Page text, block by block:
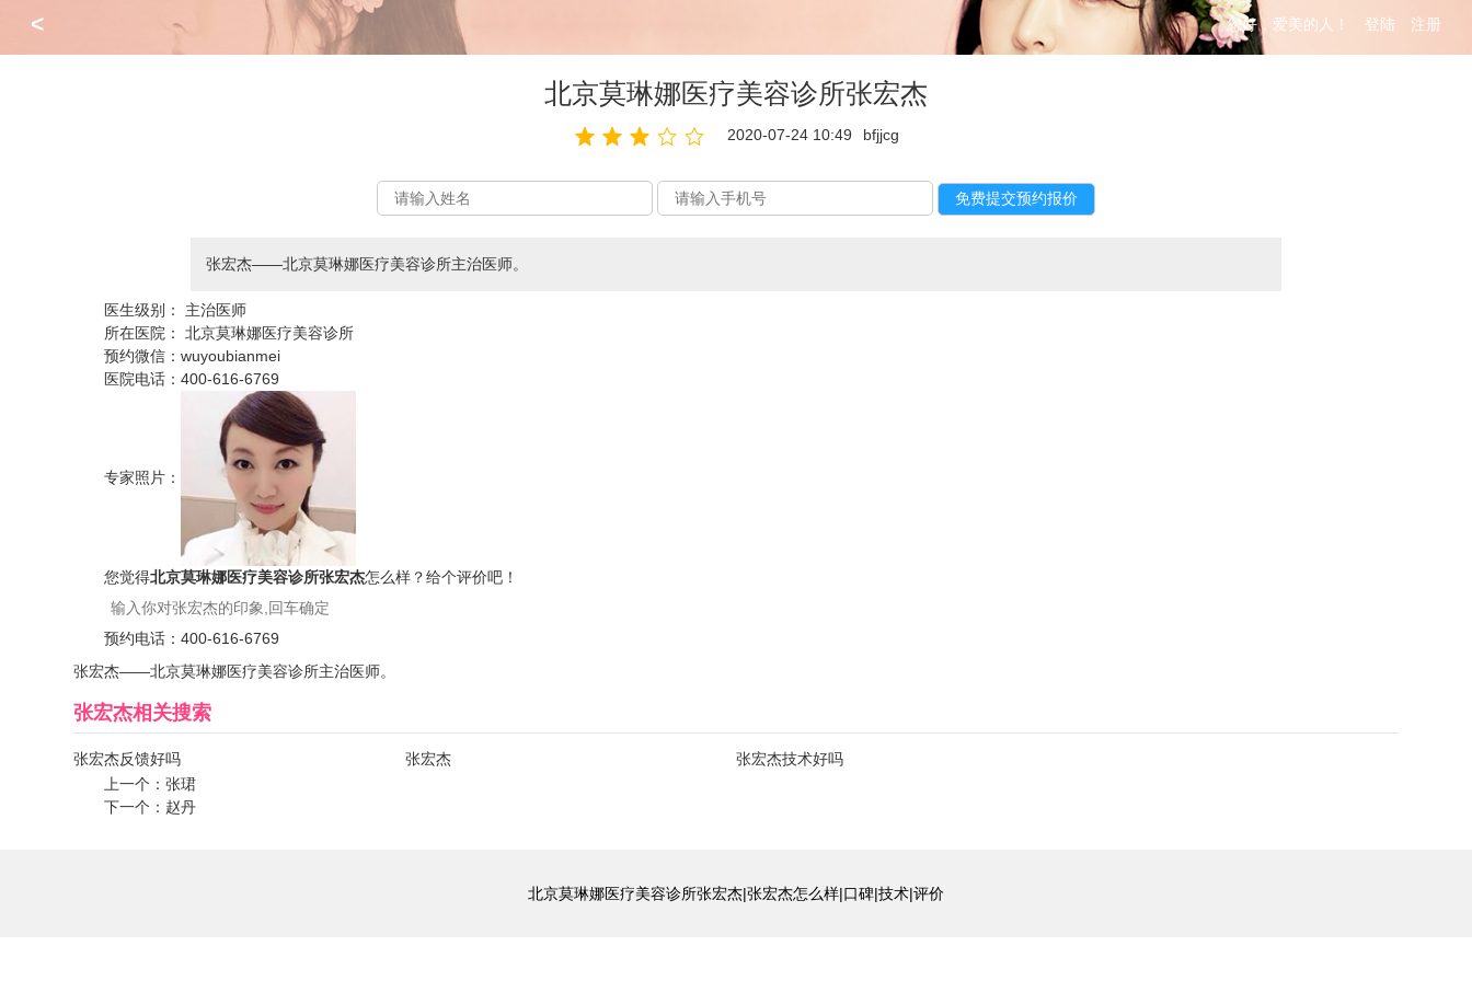
< 您好，爱美的人！ 登陆 注册
北京莫琳娜医疗美容诊所张宏杰
2020-07-24 10:49 bfjjcg
张宏杰——北京莫琳娜医疗美容诊所主治医师。
医生级别：
主治医师
所在医院：
北京莫琳娜医疗美容诊所
预约微信：wuyoubianmei
医院电话：400-616-6769
专家照片：
您觉得北京莫琳娜医疗美容诊所张宏杰怎么样？给个评价吧！
预约电话：400-616-6769
张宏杰——北京莫琳娜医疗美容诊所主治医师。
张宏杰相关搜索
张宏杰反馈好吗 张宏杰
张宏杰技术好吗
上一个：张珺
下一个： 赵丹
北京莫琳娜医疗美容诊所张宏杰|张宏杰怎么样|口碑|技术|评价